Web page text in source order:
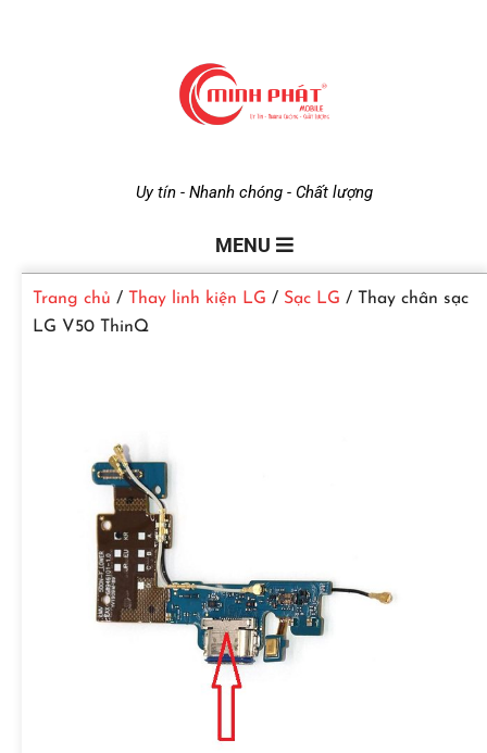
i
n
Uy tín - Nhanh chóng - Chất lượng
MENU
Trang chủ / Thay linh kiện LG / Sạc LG / Thay chân sạc
LG V50 ThinQ